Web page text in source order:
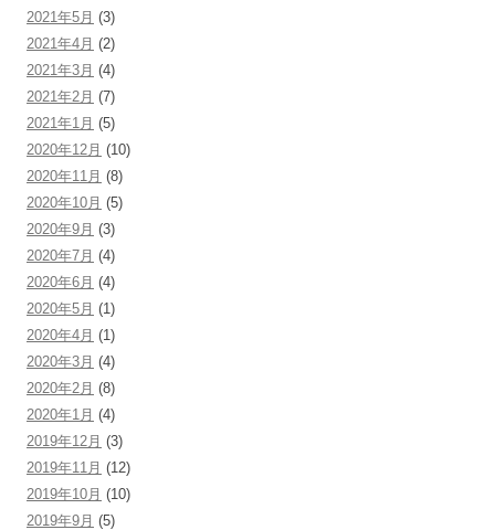
2021年5月 (3)
2021年4月 (2)
2021年3月 (4)
2021年2月 (7)
2021年1月 (5)
2020年12月 (10)
2020年11月 (8)
2020年10月 (5)
2020年9月 (3)
2020年7月 (4)
2020年6月 (4)
2020年5月 (1)
2020年4月 (1)
2020年3月 (4)
2020年2月 (8)
2020年1月 (4)
2019年12月 (3)
2019年11月 (12)
2019年10月 (10)
2019年9月 (5)